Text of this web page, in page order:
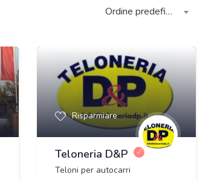
Ordine predefinito
Risparmiare
Teloneria D&P
Teloni per autocarri